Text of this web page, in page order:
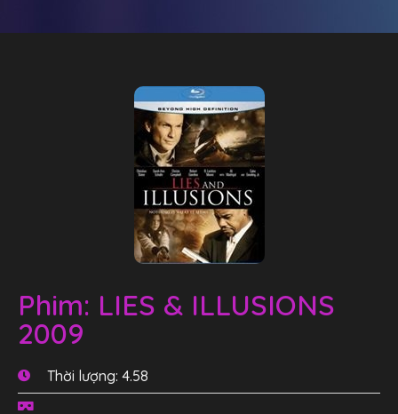
Phim: LIES & ILLUSIONS
2009
Thời lượng: 4.58